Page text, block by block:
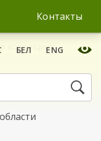
Контакты
БЕЛ ENG
коррупции!»